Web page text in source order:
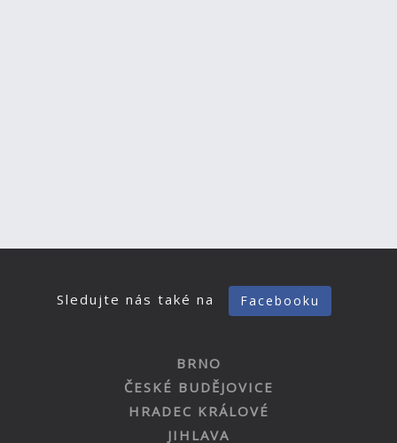
Sledujte nás také na Facebooku
BRNO
ČESKÉ BUDĚJOVICE
HRADEC KRÁLOVÉ
JIHLAVA